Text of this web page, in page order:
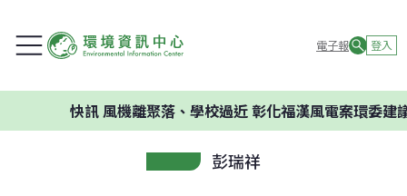
電子報 登入
風機離聚落、學校過近 彰化福漢風電案環委建議不應
彭瑞祥